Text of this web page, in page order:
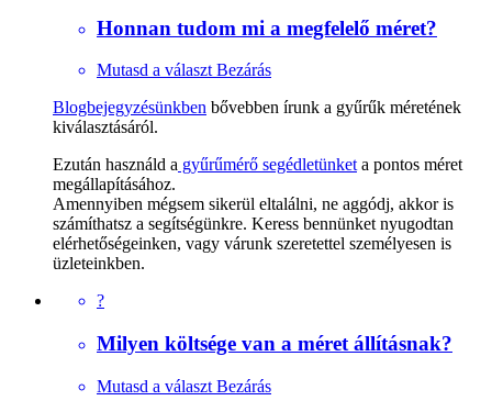
Honnan tudom mi a megfelelő méret?
Mutasd a választ Bezárás
Blogbejegyzésünkben bővebben írunk a gyűrűk méretének
kiválasztásáról.
Ezután használd a gyűrűmérő segédletünketa pontos méret
megállapításához.
Amennyiben mégsem sikerül eltalálni, ne aggódj, akkor is
számíthatsz a segítségünkre. Keress bennünket nyugodtan
elérhetőségeinken, vagy várunk szeretettel személyesen is
üzleteinkben.
?
Milyen költsége van a méret állításnak?
Mutasd a választ Bezárás